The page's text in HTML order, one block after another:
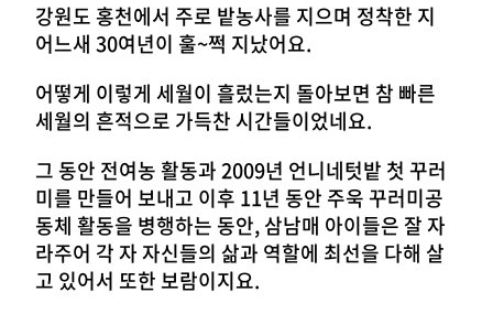
강원도 홍천에서 주로 밭농사를 지으며 정착한 지
어느새 30여년이 훌~쩍 지났어요.
어떻게 이렇게 세월이 흘렀는지 돌아보면 참 빠른
세월의 흔적으로 가득찬 시간들이었네요.
그 동안 전여농 활동과 2009년 언니네텃밭 첫 꾸러
미를 만들어 보내고 이후 11년 동안 주욱 꾸러미공
동체 활동을 병행하는 동안, 삼남매 아이들은 잘 자
라주어 각 자 자신들의 삶과 역할에 최선을 다해 살
고 있어서 또한 보람이지요.